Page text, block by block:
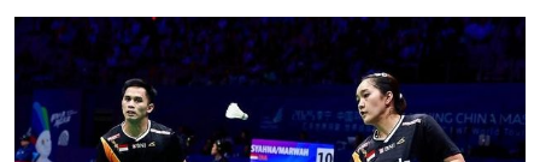
Indonesia
Gagal
ke
Final
Usai
Kalah